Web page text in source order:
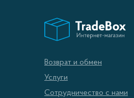
Возврат и обмен
Услуги
Сотрудничество с нами